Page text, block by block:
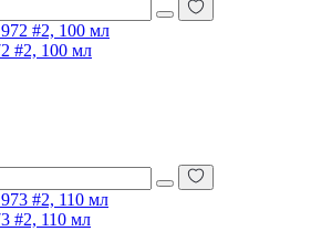
#2, 100 мл
#2, 110 мл